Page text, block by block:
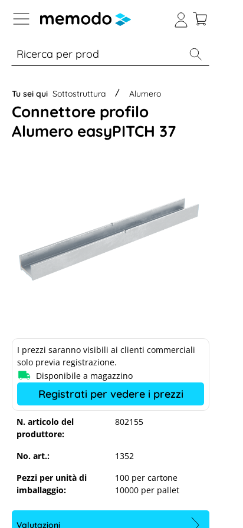
Skip to B2B platform navigation
% Sale Moduli
Tu sei qui Sottostruttura Alumero
Connettore profilo
Alumero easyPITCH 37
N. articolo del
produttore:
802155
No. art.:
1352
Pezzi per unità di
imballaggio:
100 per cartone
10000 per pallet
I prezzi saranno visibili ai clienti commerciali
solo previa registrazione.
Disponibile a magazzino
Registrati per vedere i prezzi
Valutazioni